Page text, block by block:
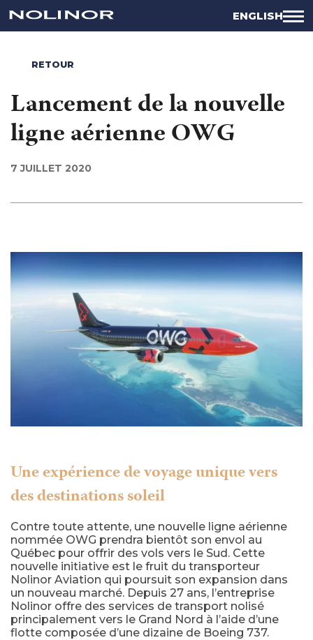
ENGLISH
RETOUR
Lancement de la nouvelle
ligne aérienne OWG
7 JUILLET 2020
Une expérience de voyage unique vers
des destinations soleil
Contre toute attente, une nouvelle ligne aérienne
nommée OWG prendra bientôt son envol au
Québec pour offrir des vols vers le Sud. Cette
nouvelle initiative est le fruit du transporteur
Nolinor Aviation qui poursuit son expansion dans
un nouveau marché. Depuis 27 ans, l’entreprise
Nolinor offre des services de transport nolisé
principalement vers le Grand Nord à l’aide d’une
flotte composée d’une dizaine de Boeing 737.